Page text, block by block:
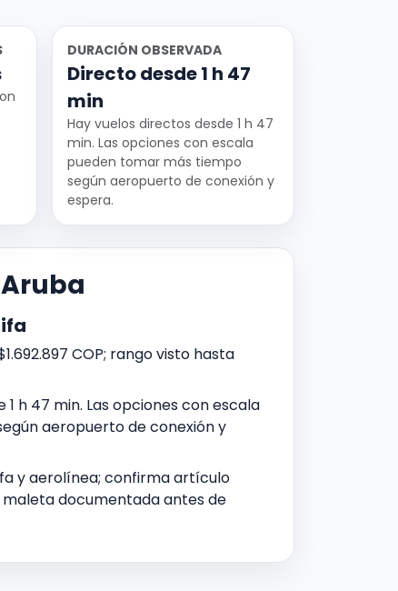
DURACIÓN OBSERVADA
Directo desde 1 h 47
min
Hay vuelos directos desde 1 h 47
min. Las opciones con escala
pueden tomar más tiempo
según aeropuerto de conexión y
espera.
COP; rango visto hasta
1 h 47 min. Las opciones con escala
aeropuerto de conexión y
y aerolínea; confirma artículo
documentada antes de